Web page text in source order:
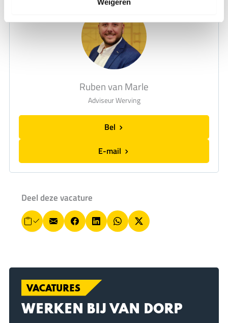
Ruben van Marle
Adviseur Werving
Bel
E-mail
Deel deze vacature
L
i
o
i
ë
r
e
n
E
a
i
l
F
e
b
o
o
L
k
e
I
W
t
p
X
VACATURES
WERKEN BIJ VAN DORP